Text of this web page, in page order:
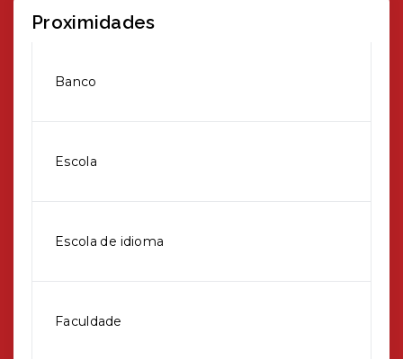
Proximidades
Banco
Escola
Escola de idioma
Faculdade